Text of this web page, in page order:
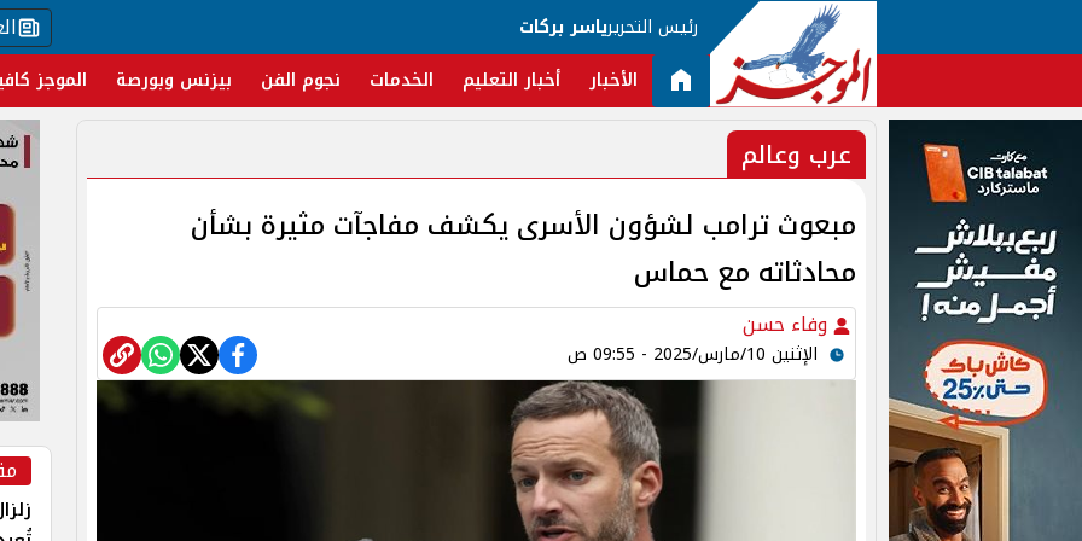
رئيس التحريرياسر بركات
الأخبار أخبار التعليم الخدمات نجوم الفن بيزنس وبورصة الموجز
عرب وعالم
مبعوث ترامب لشؤون الأسرى يكشف مفاجآت مثيرة بشأن
محادثاته مع حماس
وفاء حسن
الإثنين 10/مارس/2025 - 09:55 ص